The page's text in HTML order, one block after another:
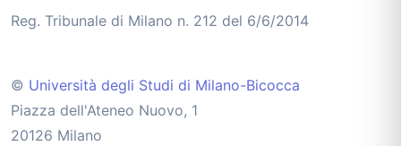
Reg. Tribunale di Milano n. 212 del 6/6/2014
© Università degli Studi di Milano-Bicocca
Piazza dell'Ateneo Nuovo, 1
20126 Milano